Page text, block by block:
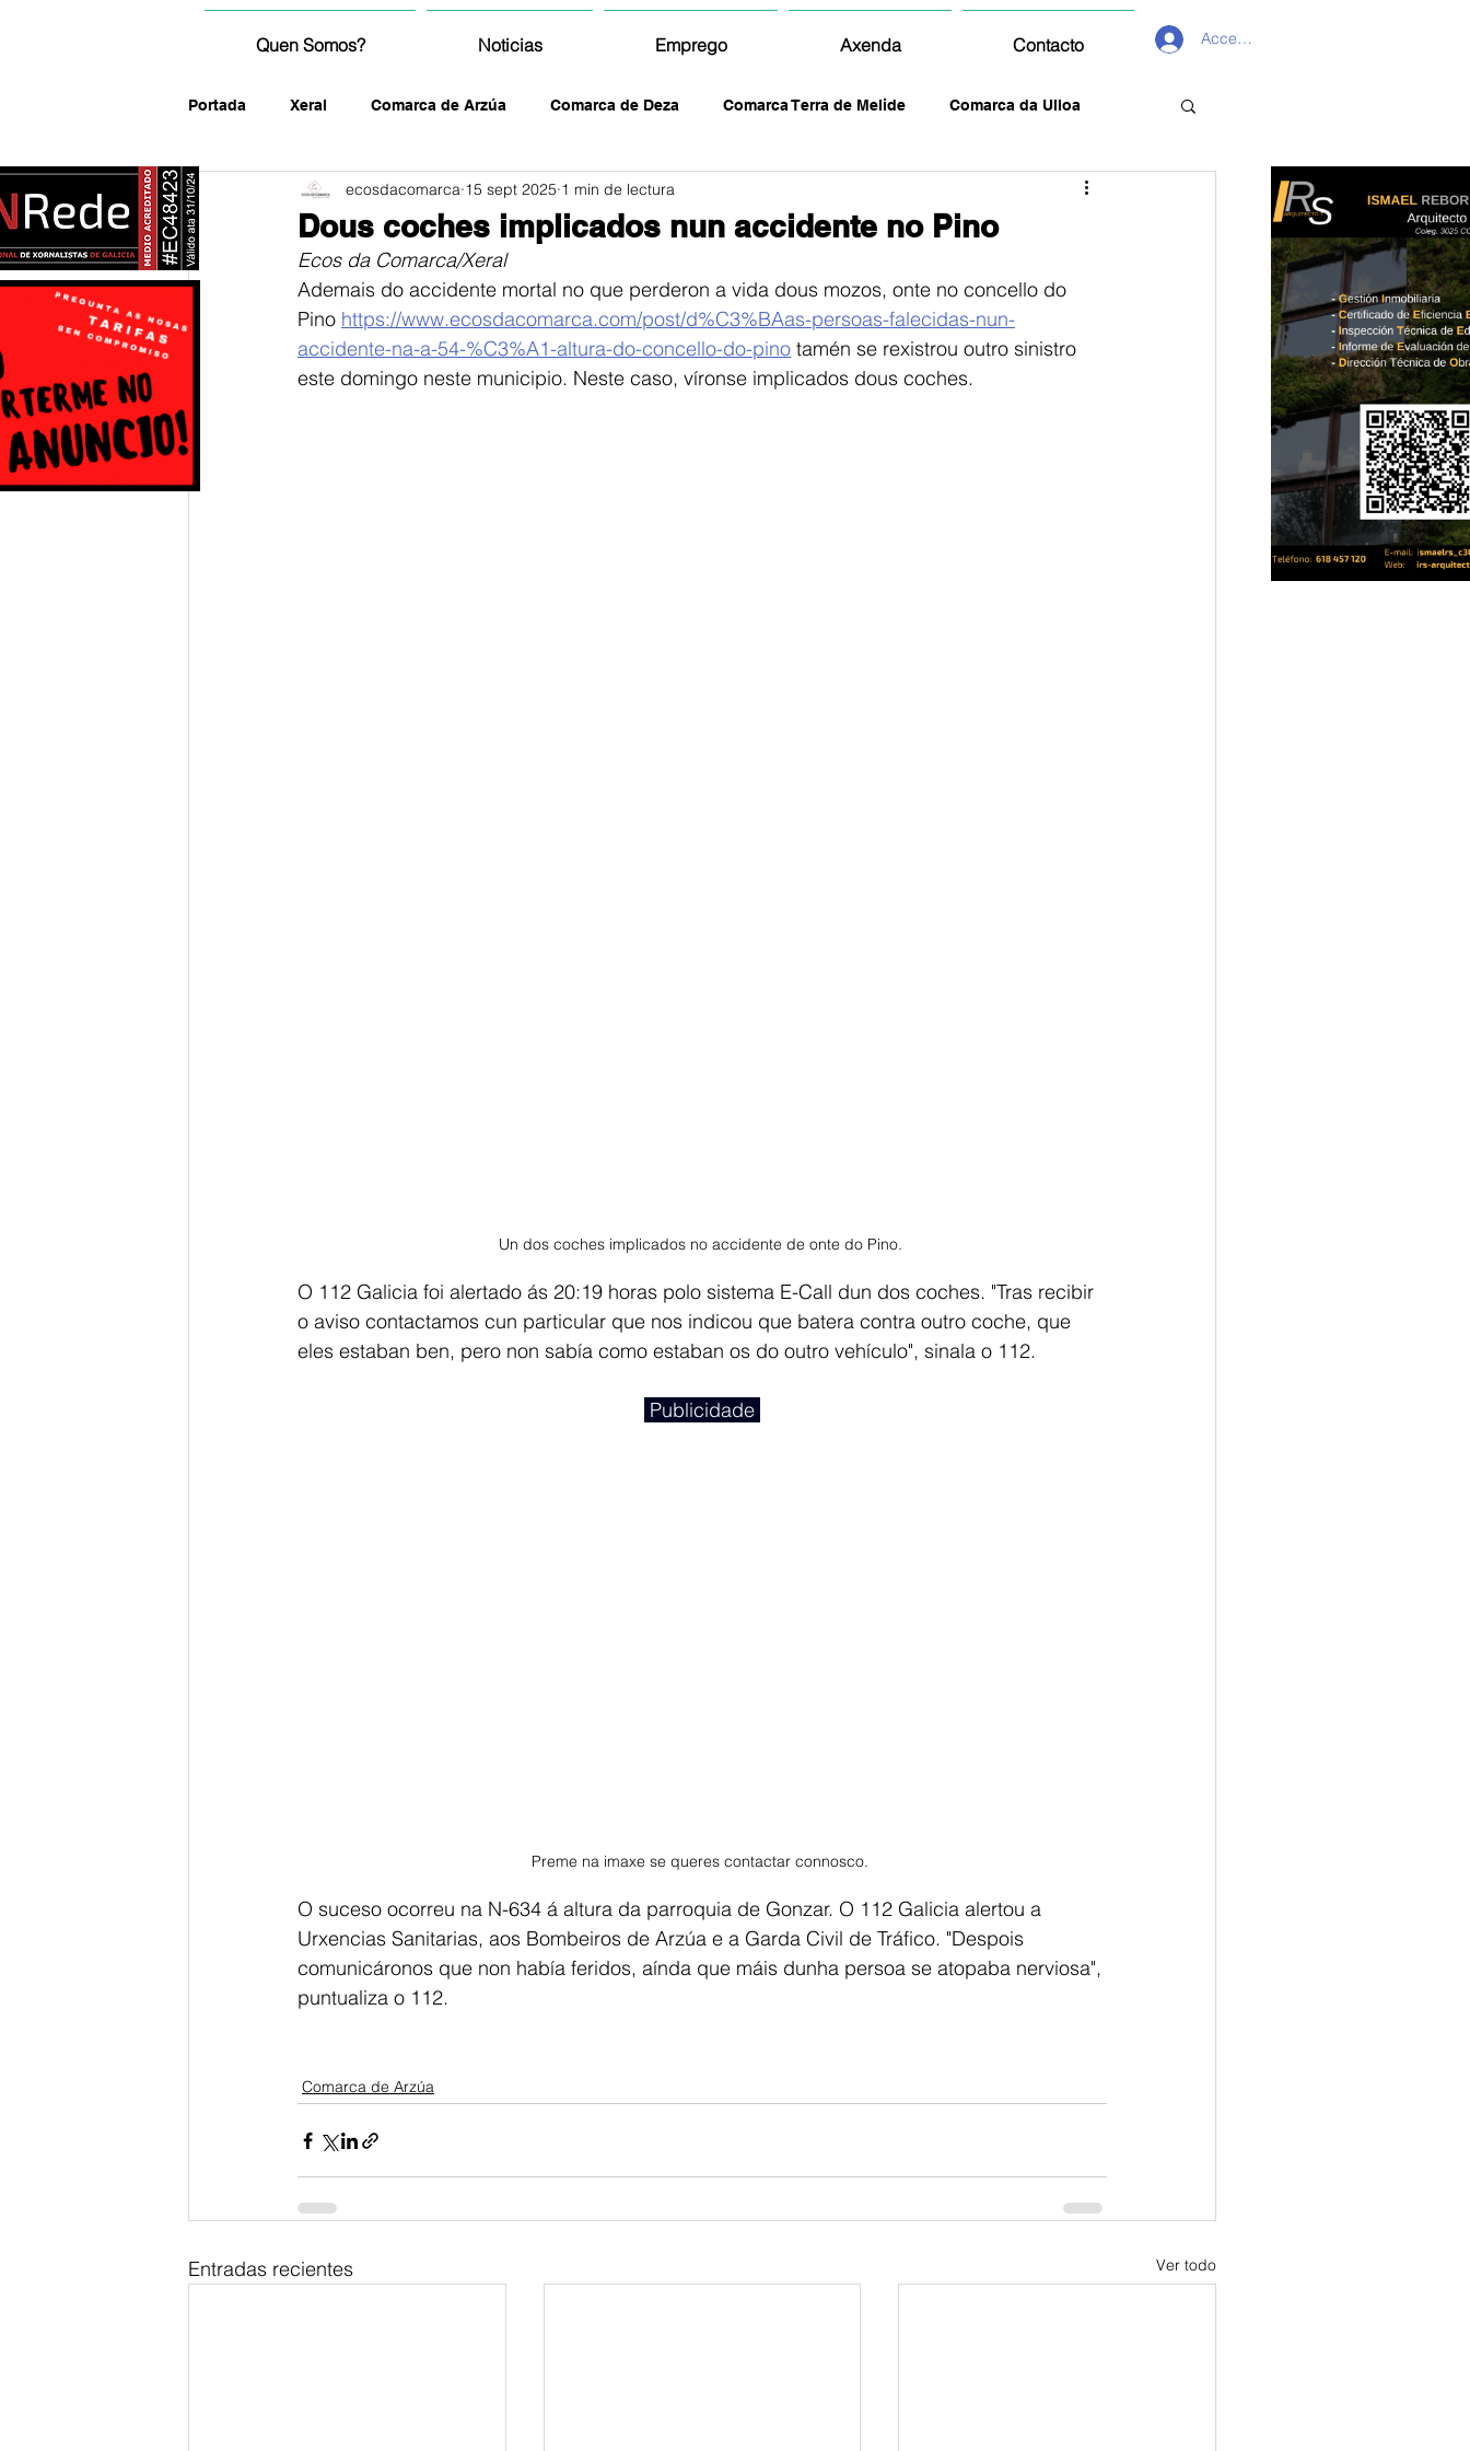
Quen Somos? Noticias Emprego Axenda Contacto Acceder
Portada Xeral Comarca de Arzúa Comarca de Deza Comarca Terra de Melide Comarca da Ulloa
fotografía
Dous coches implicados nun accidente no Pino
ecosdacomarca 15 sept 2025 1 min de lectura
Ecos da Comarca/Xeral
Ademais do accidente mortal no que perderon a vida dous mozos, onte no concello do
Pino https://www.ecosdacomarca.com/post/d%C3%BAas-persoas-falecidas-nun-
accidente-na-a-54-%C3%A1-altura-do-concello-do-pino tamén se rexistrou outro sinistro
este domingo neste municipio. Neste caso, víronse implicados dous coches.
Un dos coches implicados no accidente de onte do Pino.
O 112 Galicia foi alertado ás 20:19 horas polo sistema E-Call dun dos coches. "Tras recibir
o aviso contactamos cun particular que nos indicou que batera contra outro coche, que
eles estaban ben, pero non sabía como estaban os do outro vehículo", sinala o 112.
Publicidade
Preme na imaxe se queres contactar connosco.
O suceso ocorreu na N-634 á altura da parroquia de Gonzar. O 112 Galicia alertou a
Urxencias Sanitarias, aos Bombeiros de Arzúa e a Garda Civil de Tráfico. "Despois
comunicáronos que non había feridos, aínda que máis dunha persoa se atopaba nerviosa",
puntualiza o 112.
Comarca de Arzúa
Entradas recientes Ver todo